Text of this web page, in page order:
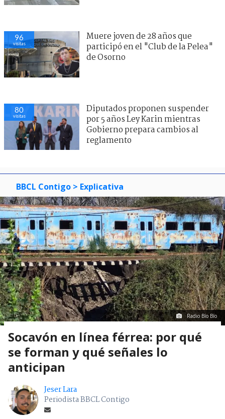
96
visitas
Muere joven de 28 años que
participó en el "Club de la Pelea"
de Osorno
80
visitas
Diputados proponen suspender
por 5 años Ley Karin mientras
Gobierno prepara cambios al
reglamento
BBCL Contigo > Explicativa
Radio Bío Bío
Socavón en línea férrea: por qué
se forman y qué señales lo
anticipan
Jeser Lara
Periodista BBCL Contigo